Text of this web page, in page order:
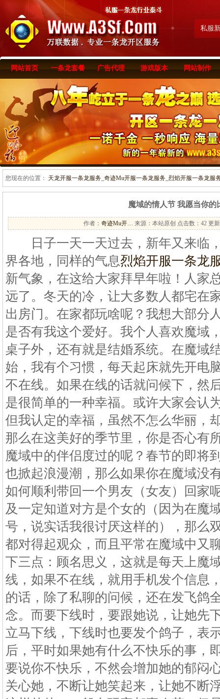
私服
网站首页 一条龙套餐 广告代理 游戏版本 网站制作
您现在的位置： 天龙开服一条龙服务_奇迹Mu开服一条龙服务_烈焰开服一条龙服
魔域的情人节 我愿当你的
作者： 奇迹Mu开… 来源：本站原创 点击数： 42 更
日子一天一天过去，新年又来临
界各地，同样的气息烈焰开服一条龙
新气象，在这给大家拜早年啦！人家
远了。冬天的冷，让大多数人都宅在
出房门。在家都玩啥呢？我想大部分
是否有我这个爱好。我个人喜欢魔域
桌子外，还有就是结婚系统。在魔域
始，我有个习惯，每天起床就先开电
不在线。如果在线的话就问候下，然
是很简单的一种幸福。或许大家会认
但我认定的幸福，虽然不怎么华丽，
那么在这美好的季节里，你是否心有
魔域中的伴侣度过的呢？春节的即将
也掀起浪漫潮，那么如果你在魔域没
如何顺利带回一个男友（女友）回家
及一定知道对方是个女的（因为在魔
号，说实话我很讨厌这样的），那么
都对得起观众，而且平常在魔域中又
下三点：顾名思义，这就是每天上魔
线，如果不在线，就用手机发个信息
的话，除了私聊的问候，还在发飞鸽
念。而要下线时，要跟她说，让她先
立马下线，下线时也要发个鸽子，表
后，平时如果她有什么不快乐的事，
要说你不快乐，不然会增加她的郁闷
关心她，不断让她笑起来，让她不断